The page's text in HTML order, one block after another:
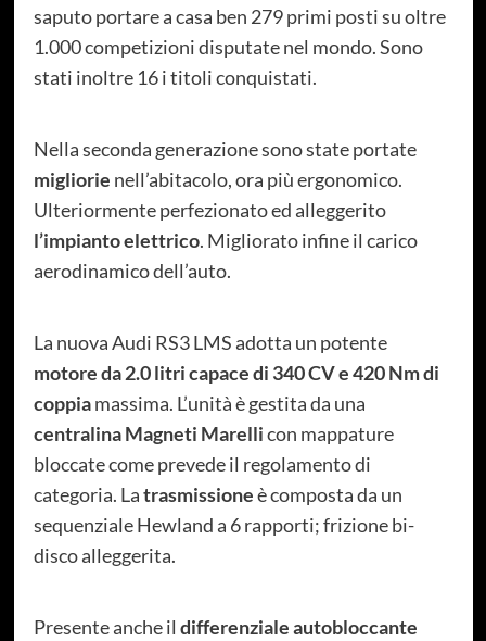
saputo portare a casa ben 279 primi posti su oltre
1.000 competizioni disputate nel mondo. Sono
stati inoltre 16 i titoli conquistati.
Nella seconda generazione sono state portate
migliorie nell’abitacolo, ora più ergonomico.
Ulteriormente perfezionato ed alleggerito
l’impianto elettrico. Migliorato infine il carico
aerodinamico dell’auto.
La nuova Audi RS3 LMS adotta un potente
motore da 2.0 litri capace di 340 CV e 420 Nm di
coppiamassima. L’unità è gestita da una
centralina Magneti Marellicon mappature
bloccate come prevede il regolamento di
categoria. Latrasmissioneè composta da un
sequenziale Hewland a 6 rapporti; frizione bi-
disco alleggerita.
Presente anche il differenziale autobloccante